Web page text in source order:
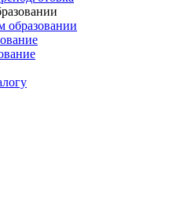
образовании